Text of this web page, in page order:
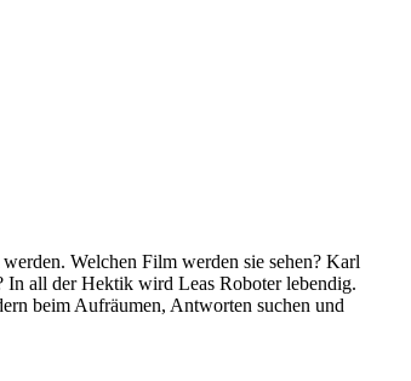
Welchen Film werden sie sehen? Karl
In all der Hektik wird Leas Roboter lebendig.
beim Aufräumen, Antworten suchen und